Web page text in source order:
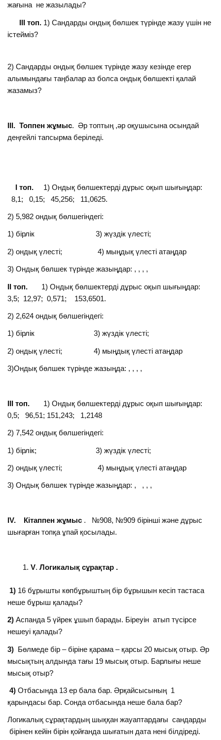
жағына не жазылады?
ІІІ топ. 1) Сандарды ондық бөлшек түрінде жазу үшін не
істейміз?
2) Сандарды ондық бөлшек түрінде жазу кезінде егер
алымындағы таңбалар аз болса ондық бөлшекті қалай
жазамыз?
ІІІ. Топпен жұмыс. Әр топтың ,әр оқушысына осындай
деңгейлі тапсырма беріледі.
І топ. 1) Ондық бөлшектерді дұрыс оқып шығыңдар:
8,1; 0,15; 45,256; 11,0625.
2) 5,982 ондық бөлшегіндегі:
1) бірлік 3) жүздік үлесті;
2) ондық үлесті; 4) мыңдық үлесті атаңдар
3) Ондық бөлшек түрінде жазыңдар: , , , ,
ІІ топ. 1) Ондық бөлшектерді дұрыс оқып шығыңдар:
3,5; 12,97; 0,571; 153,6501.
2) 2,624 ондық бөлшегіндегі:
1) бірлік 3) жүздік үлесті;
2) ондық үлесті; 4) мыңдық үлесті атаңдар
3)Ондық бөлшек түрінде жазыңда: , , , ,
ІІІ топ. 1) Ондық бөлшектерді дұрыс оқып шығыңдар:
0,5; 96,51; 151,243; 1,2148
2) 7,542 ондық бөлшегіндегі:
1) бірлік; 3) жүздік үлесті;
2) ондық үлесті; 4) мыңдық үлесті атаңдар
3) Ондық бөлшек түрінде жазыңдар: , , , ,
ІV. Кітаппен жұмыс . №908, №909 бірінші және дұрыс
шығарған топқа ұпай қосылады.
V. Логикалық сұрақтар .
1) 16 бұрышты көпбұрыштың бір бұрышын кесіп тастаса
неше бұрыш қалады?
2) Аспанда 5 үйрек ұшып барады. Біреуін атып түсірсе
нешеуі қалады?
3) Бөлмеде бір – біріне қарама – қарсы 20 мысық отыр. Әр
мысықтың алдында тағы 19 мысық отыр. Барлығы неше
мысық отыр?
4) Отбасында 13 ер бала бар. Әрқайсысының 1
қарындасы бар. Сонда отбасында неше бала бар?
Логикалық сұрақтардың шыққан жауаптардағы сандарды
бірінен кейін бірін қойғанда шығатын дата нені білдіреді.